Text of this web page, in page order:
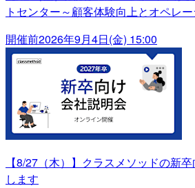
トセンター～顧客体験向上とオペレ
開催前2026年9月4日(金) 15:00
【8/27（木）】クラスメソッドの新
します